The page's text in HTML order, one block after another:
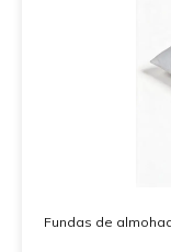
Fundas de